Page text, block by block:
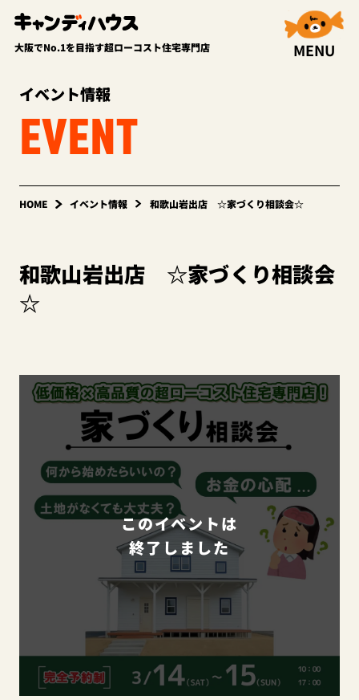
大阪でNo.1を目指す超ローコスト住宅専門店 MENU
イベント情報
EVENT
HOME イベント情報 和歌山岩出店 ☆家づくり相談会☆
和歌山岩出店 ☆家づくり相談会
☆
このイベントは
終了しました